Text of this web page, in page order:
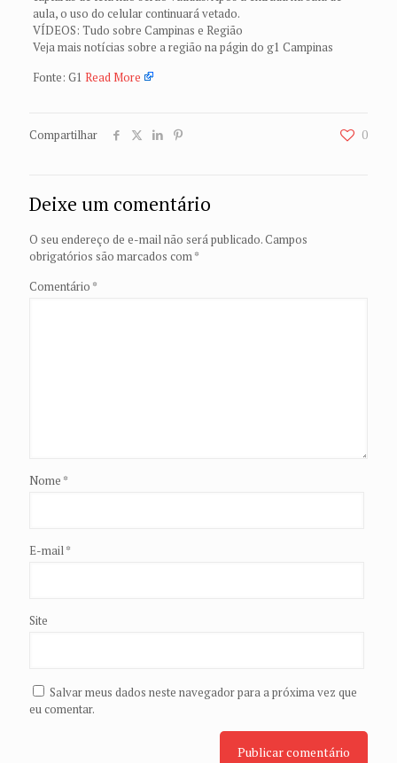
aula, o uso do celular continuará vetado.
VÍDEOS: Tudo sobre Campinas e Região
Veja mais notícias sobre a região na págin do g1 Campinas
Fonte: G1 Read More
Compartilhar 0
Deixe um comentário
O seu endereço de e-mail não será publicado.Campos
obrigatórios são marcados com*
Comentário *
Nome *
E-mail*
Site
Salvar meus dados neste navegador para a próxima vez que
eu comentar.